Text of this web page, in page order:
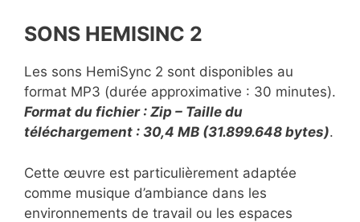
SONS HEMISINC 2
Les sons HemiSync 2 sont disponibles au
format MP3 (durée approximative : 30 minutes).
Format du fichier : Zip – Taille du
téléchargement : 30,4 MB (31.899.648 bytes).
Cette œuvre est particulièrement adaptée
comme musique d’ambiance dans les
environnements de travail ou les espaces